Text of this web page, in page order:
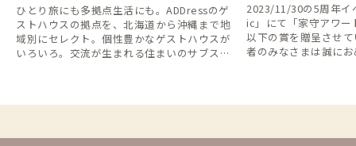
ひとり旅にも多拠点生活にも。ADDressのゲ
ストハウスの拠点を、北海道から沖縄まで地
域別にセレクト。個性豊かなゲストハウスが
いろいろ。交流が生まれる住まいのサブスク
2023/11/30の5周年イ
ic」にて「家守アワー
以下の賞を贈呈させ
者のみなさまは誠に
れた家には、各家の
ッジが掲載されてい